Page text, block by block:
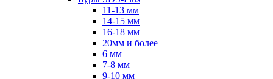
11-13 мм
14-15 мм
16-18 мм
20мм и более
6 мм
7-8 мм
9-10 мм